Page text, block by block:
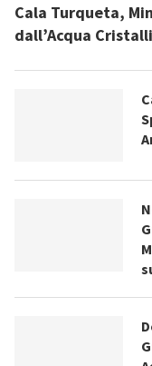
Cala Turqueta,
dall’Acqua